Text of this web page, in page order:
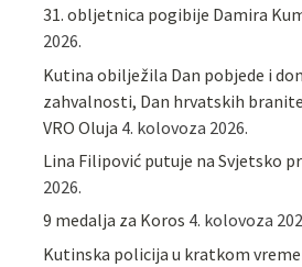
31. obljetnica pogibije Damira
2026.
Kutina obilježila Dan pobjede i
zahvalnosti, Dan hrvatskih
VRO Oluja 4. kolovoza 2026.
Lina Filipović putuje na Svjetsko
2026.
9 medalja za Koros 4. kolovoza
Kutinska policija u kratkom